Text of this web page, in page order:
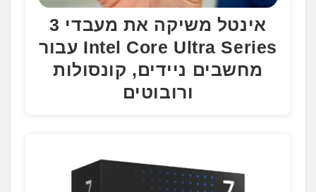
אינטל משיקה את מעבדי 3
Intel Core Ultra Series עבור
מחשבים ניידים, קונסולות
ורובוטים